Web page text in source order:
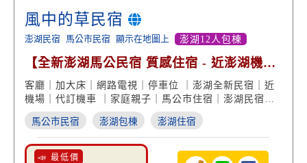
風中的草民宿
澎湖民宿 馬公市民宿 顯示在地圖上 澎湖12人包棟
【全新澎湖馬公民宿 質感住宿 - 近澎湖機場
便利交通】
客廳｜加大床｜網路電視｜停車位 ｜澎湖全新民宿｜近
機場｜代訂機車 ｜家庭親子｜馬公市住宿｜澎湖民宿推
薦
馬公市民宿 澎湖包棟 澎湖住宿
📣 最低價